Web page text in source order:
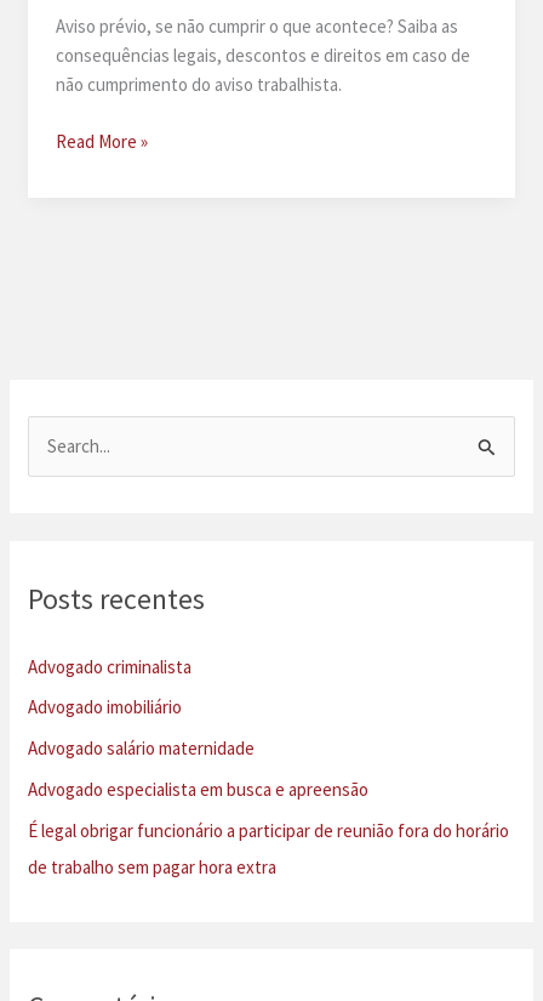
Aviso prévio, se não cumprir o que acontece? Saiba as
consequências legais, descontos e direitos em caso de
não cumprimento do aviso trabalhista.
Aviso
Read More »
i
p
o
r
:
Posts recentes
Advogado criminalista
Advogado imobiliário
Advogado salário maternidade
Advogado especialista em busca e apreensão
É legal obrigar funcionário a participar de reunião fora do horário
de trabalho sem pagar hora extra